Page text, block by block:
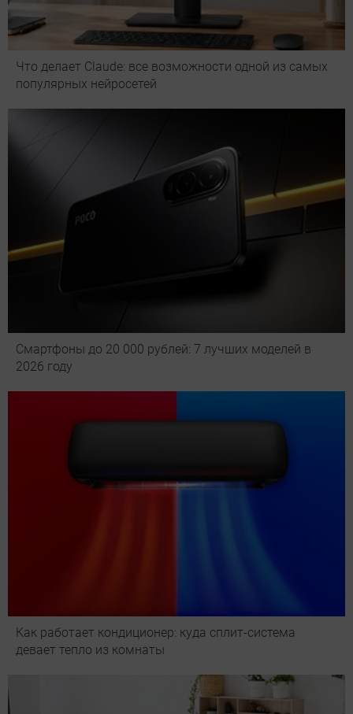
Что делает Сlaude: все возможности одной из самых
популярных нейросетей
Смартфоны до 20 000 рублей: 7 лучших моделей в
2026 году
Как работает кондиционер: куда сплит-система
девает тепло из комнаты